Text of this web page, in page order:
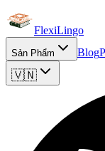
FlexiLingo
Sản Phẩm Blog
🇻🇳